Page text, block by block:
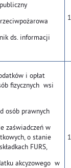
ds. informacji
i opłat
fizycznych wsi
prawnych
w
o stanie
FURS,
akcyzowego w